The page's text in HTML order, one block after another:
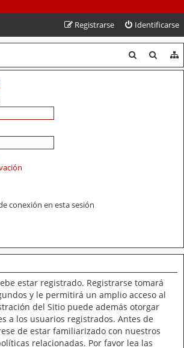
Identificarse
Registrarse
u
u
conexión en esta sesión
estar registrado. Registrarse tomará
y le permitirá un amplio acceso al
del Sitio puede además otorgar
a los usuarios registrados. Antes de
de estar familiarizado con nuestros
relacionadas. Por favor lea las